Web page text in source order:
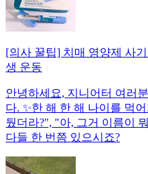
[의사 꿀팁] 치매 영양제 사
생 운동
안녕하세요, 지니어터 여러
다. ✨한 해 한 해 나이를 먹
뒀더라?", "아, 그거 이름이
다들 한 번쯤 있으시죠?